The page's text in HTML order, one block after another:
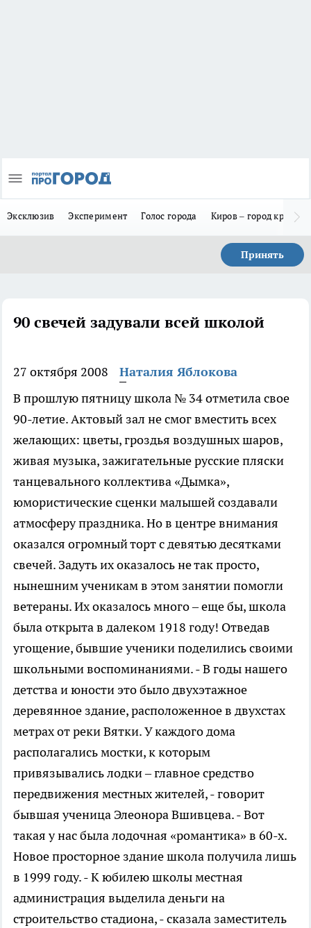
Эксклюзив Эксперимент Голос города Киров – город
Принять
90 свечей задували всей школой
27 октября 2008
Наталия Яблокова
В прошлую пятницу школа № 34 отметила свое
90-летие.Актовый зал не смог вместить всех
желающих: цветы, гроздья воздушных шаров,
живая музыка, зажигательные русские пляски
танцевального коллектива «Дымка»,
юмористические сценки малышей создавали
атмосферу праздника. Но в центре внимания
оказался огромный торт с девятью десятками
свечей. Задуть их оказалось не так просто,
нынешним ученикам в этом занятии помогли
ветераны. Их оказалось много – еще бы, школа
была открыта в далеком 1918 году! Отведав
угощение, бывшие ученики поделились своими
школьными воспоминаниями. - В годы нашего
детства и юности это было двухэтажное
деревянное здание, расположенное в двухстах
метрах от реки Вятки. У каждого дома
располагались мостки, к которым
привязывались лодки – главное средство
передвижения местных жителей, - говорит
бывшая ученица Элеонора Вшивцева. - Вот
такая у нас была лодочная «романтика» в 60-х.
Новое просторное здание школа получила лишь
в 1999 году. - К юбилею школы местная
администрация выделила деньги на
строительство стадиона, - сказала заместитель